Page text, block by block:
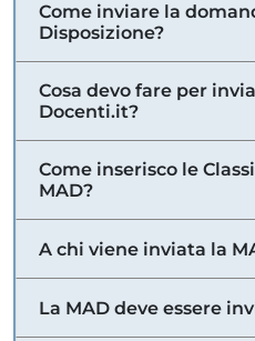
Come inviare la
Disposizione?
Cosa devo fare per
Docenti.it?
Come inserisco le
MAD?
A chi viene inviata la
La MAD deve essere